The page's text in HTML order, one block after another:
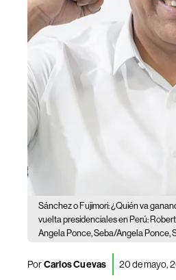
Sánchez o Fujimori: ¿Quién va
vuelta presidenciales en Perú:
Angela Ponce, Seba/Angela Ponce,
PorCarlos Cuevas 20 de mayo,